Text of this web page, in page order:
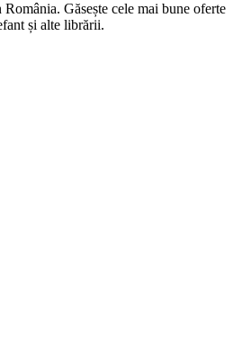
Găsește cele mai bune oferte
și alte librării.